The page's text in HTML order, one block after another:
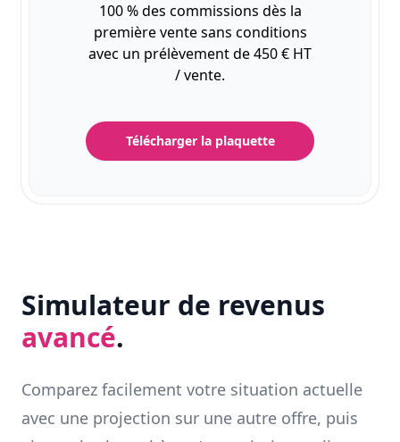
100 % des commissions dès la
première vente sans conditions
avec un prélèvement de 450 € HT
/ vente.
Télécharger la plaquette
Simulateur de revenus
avancé.
Comparez facilement votre situation actuelle
avec une projection sur une autre offre, puis